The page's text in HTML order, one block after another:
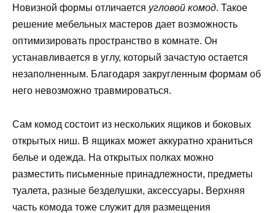
Новизной формы отличается угловой комод. Такое
решение мебельных мастеров дает возможность
оптимизировать пространство в комнате. Он
устанавливается в углу, который зачастую остается
незаполненным. Благодаря закругленным формам об
него невозможно травмироваться.
Сам комод состоит из нескольких ящиков и боковых
открытых ниш. В ящиках может аккуратно храниться
белье и одежда. На открытых полках можно
разместить письменные принадлежности, предметы
туалета, разные безделушки, аксессуары. Верхняя
часть комода тоже служит для размещения